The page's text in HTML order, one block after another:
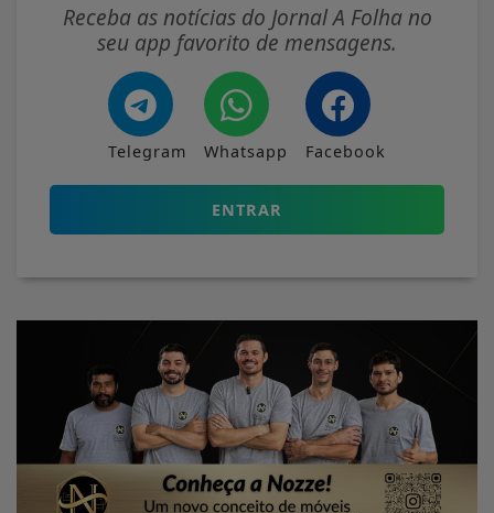
Receba as notícias do Jornal A Folha no
seu app favorito de mensagens.
Telegram Whatsapp Facebook
ENTRAR